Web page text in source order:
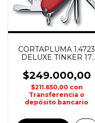
CORTAPLUMA 1.4723
DELUXE TINKER 17
$249.000,00
$211.650,00 con
Transferencia o
depósito bancario